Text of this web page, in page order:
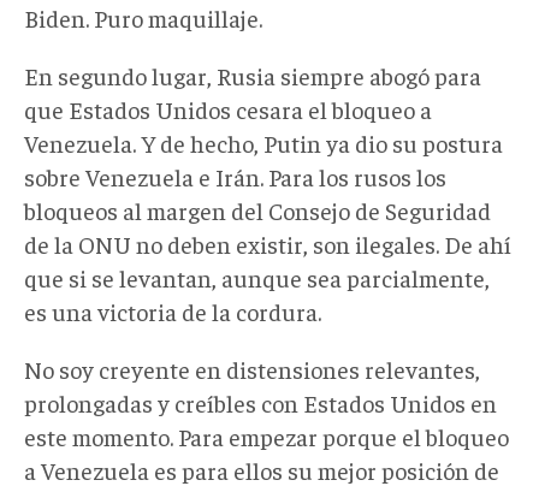
Biden. Puro maquillaje.
En segundo lugar, Rusia siempre abogó para
que Estados Unidos cesara el bloqueo a
Venezuela. Y de hecho, Putin ya dio su postura
sobre Venezuela e Irán. Para los rusos los
bloqueos al margen del Consejo de Seguridad
de la ONU no deben existir, son ilegales. De ahí
que si se levantan, aunque sea parcialmente,
es una victoria de la cordura.
No soy creyente en distensiones relevantes,
prolongadas y creíbles con Estados Unidos en
este momento. Para empezar porque el bloqueo
a Venezuela es para ellos su mejor posición de